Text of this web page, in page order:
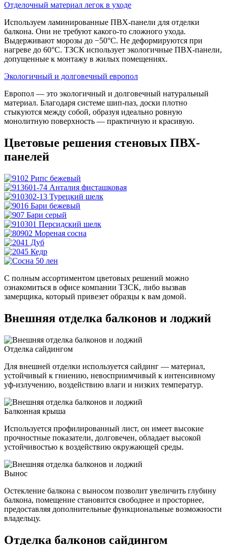
Отделочный материал легок в уходе
Используем ламинированные ПВХ-панели для отделки
балкона. Они не требуют какого-то сложного ухода.
Выдерживают морозы до −50°C. Не деформируются при
нагреве до 60°C. ТЗСК использует экологичные ПВХ-панели,
допущенные к монтажу в жилых помещениях.
Экологичный и долговечный европол
Европол — это экологичный и долговечный натуральный
материал. Благодаря системе шип-паз, доски плотно
стыкуются между собой, образуя идеально ровную
монолитную поверхность — практичную и красивую.
Цветовые решения стеновых ПВХ-
панелей
С полным ассортиментом цветовых решений можно
ознакомиться в офисе компании ТЗСК, либо вызвав
замерщика, который привезет образцы к вам домой.
Внешняя отделка балконов и лоджий
Отделка сайдингом
Для внешней отделки используется сайдинг — материал,
устойчивый к гниению, невосприимчивый к интенсивному
уф-излучению, воздействию влаги и низких температур.
Балконная крыша
Используется профилированный лист, он имеет высокие
прочностные показатели, долговечен, обладает высокой
устойчивостью к воздействию окружающей среды.
Вынос
Остекление балкона с выносом позволит увеличить глубину
балкона, помещение становится свободнее и просторнее,
предоставляя дополнительные функциональные возможности
владельцу.
Отделка балконов сайдингом